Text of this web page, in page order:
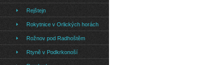
Rejštejn
Rokytnice v Orlických horách
Rožnov pod Radhoštěm
Rtyně v Podkrkonoší